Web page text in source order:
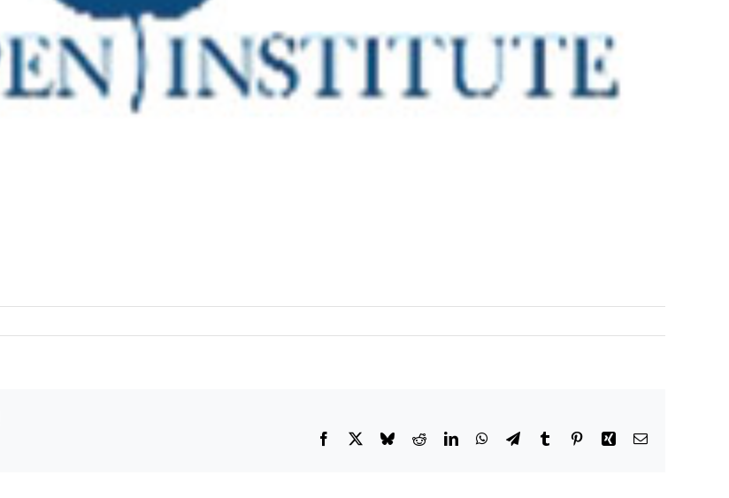
Facebook BlueskyRedditLinkedInWhatsApp
TelegramTumblr PinterestXing Email